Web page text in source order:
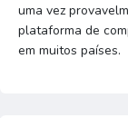
uma vez
plataforma de
em muitos países.